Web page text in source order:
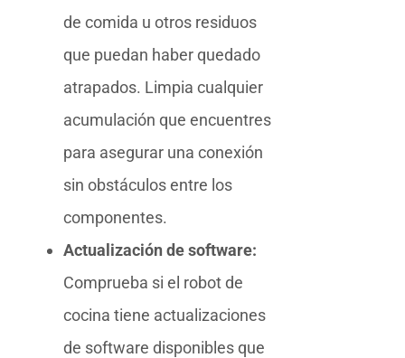
de comida u otros residuos
que puedan haber quedado
atrapados. Limpia cualquier
acumulación que encuentres
para asegurar una conexión
sin obstáculos entre los
componentes.
Actualización de software:
Comprueba si el robot de
cocina tiene actualizaciones
de software disponibles que